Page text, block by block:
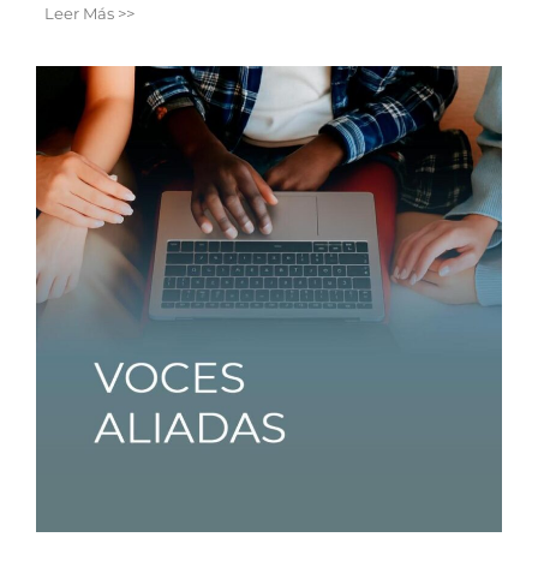
Leer Más >>